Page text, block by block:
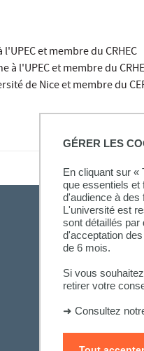
GÉRER LES
En cliquant sur «
que essentiels et
d'audience à des
L'université est
sont détaillés par
d'acceptation
de 6 mois.
Si vous
retirer votre
➜ Consultez
et membre du CRHEC
l'UPEC et membre du
de Nice et membre du